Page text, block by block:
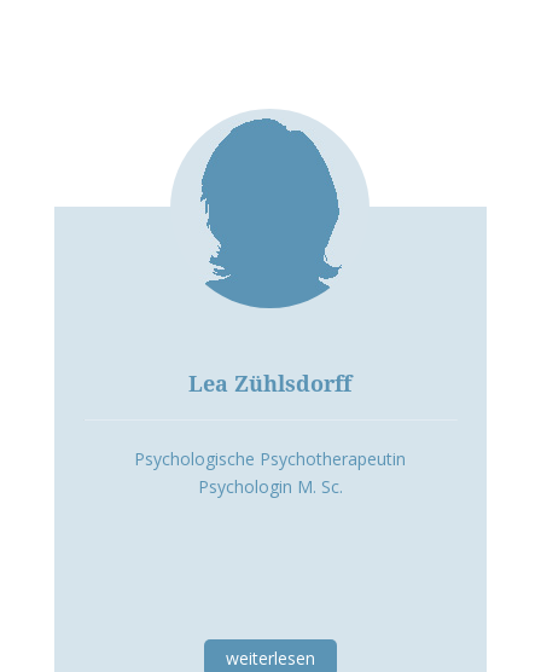
Lea Zühlsdorff
Psychologische Psychotherapeutin
Psychologin M. Sc.
weiterlesen